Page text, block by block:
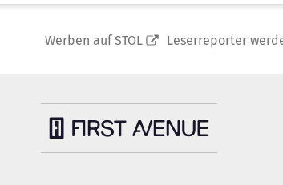
Werben auf STOL Leserreporter